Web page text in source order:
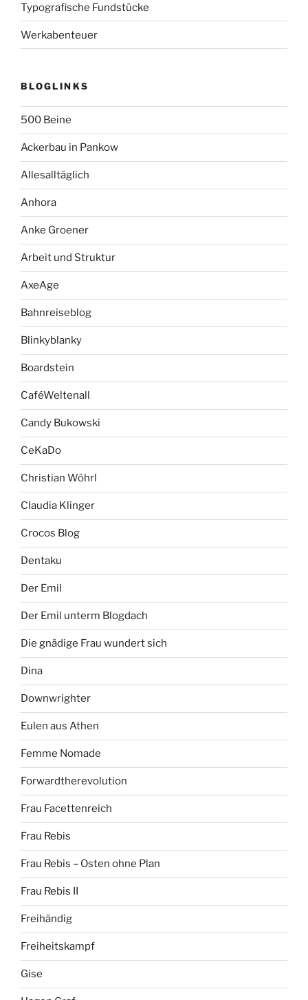
Typografische Fundstücke
Werkabenteuer
BLOGLINKS
500 Beine
Ackerbau in Pankow
Allesalltäglich
Anhora
Anke Groener
Arbeit und Struktur
AxeAge
Bahnreiseblog
Blinkyblanky
Boardstein
CaféWeltenall
Candy Bukowski
CeKaDo
Christian Wöhrl
Claudia Klinger
Crocos Blog
Dentaku
Der Emil
Der Emil unterm Blogdach
Die gnädige Frau wundert sich
Dina
Downwrighter
Eulen aus Athen
Femme Nomade
Forwardtherevolution
Frau Facettenreich
Frau Rebis
Frau Rebis – Osten ohne Plan
Frau Rebis II
Freihändig
Freiheitskampf
Gise